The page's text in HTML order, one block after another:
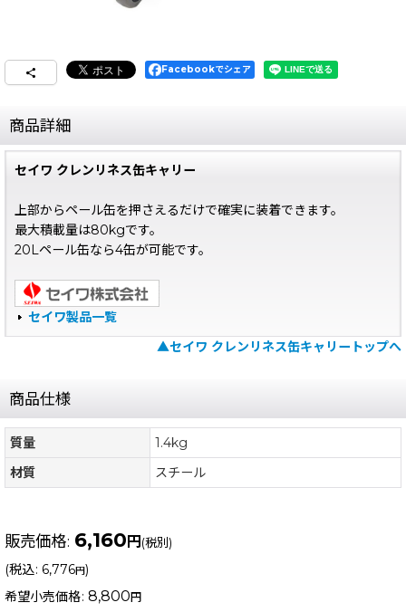
Facebookでシェア
商品詳細
セイワ クレンリネス缶キャリー
上部からペール缶を押さえるだけで確実に装着できます。
最大積載量は80kgです。
20Lペール缶なら4缶が可能です。
セイワ製品一覧
▲セイワ クレンリネス缶キャリートップへ
商品仕様
質量
1.4kg
材質
スチール
販売価格: 6,160 円 (税別)
(税込: 6,776円)
希望小売価格: 8,800 円